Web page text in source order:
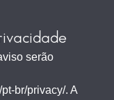
serão
br/privacy/. A